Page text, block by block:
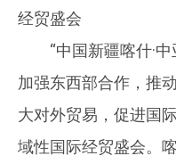
经贸盛会
“中国新疆喀什·中
加强东西部合作，推
大对外贸易，促进国
域性国际经贸盛会。